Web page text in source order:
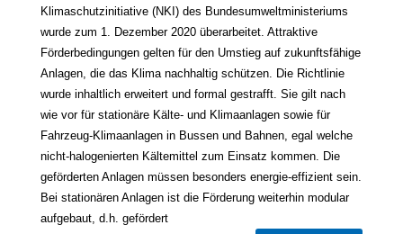
Klimaschutzinitiative (NKI) des Bundesumweltministeriums
wurde zum 1. Dezember 2020 überarbeitet. Attraktive
Förderbedingungen gelten für den Umstieg auf zukunftsfähige
Anlagen, die das Klima nachhaltig schützen. Die Richtlinie
wurde inhaltlich erweitert und formal gestrafft. Sie gilt nach
wie vor für stationäre Kälte- und Klimaanlagen sowie für
Fahrzeug-Klimaanlagen in Bussen und Bahnen, egal welche
nicht-halogenierten Kältemittel zum Einsatz kommen. Die
geförderten Anlagen müssen besonders energie-effizient sein.
Bei stationären Anlagen ist die Förderung weiterhin modular
aufgebaut, d.h. gefördert